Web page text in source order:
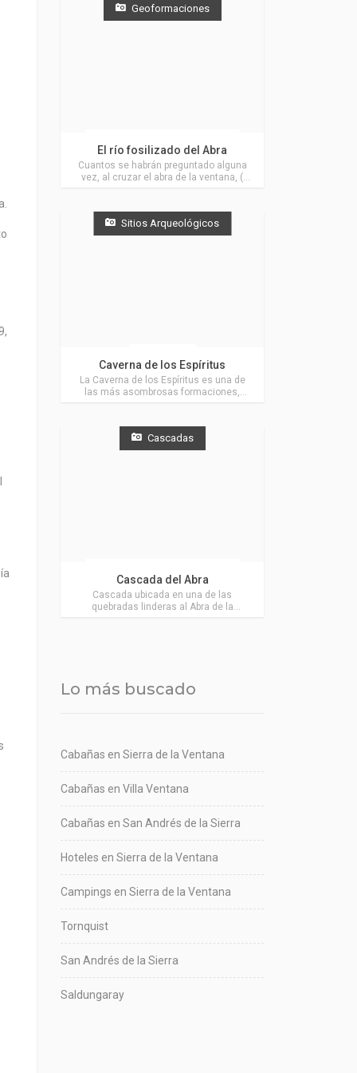
Geoformaciones
El río fosilizado del Abra
Cuantos se habrán preguntado alguna
vez, al cruzar el abra de la ventana, (
rocas.
Sitios Arqueológicos
Caverna de los Espíritus
La Caverna de los Espíritus es una de
las más asombrosas formaciones,
Cascadas
Cascada del Abra
Cascada ubicada en una de las
quebradas linderas al Abra de la
Lo más buscado
Cabañas en Sierra de la Ventana
Cabañas en Villa Ventana
Cabañas en San Andrés de la Sierra
Hoteles en Sierra de la Ventana
Campings en Sierra de la Ventana
Tornquist
San Andrés de la Sierra
Saldungaray